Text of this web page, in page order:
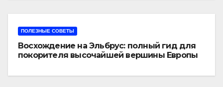
ПОЛЕЗНЫЕ СОВЕТЫ
Восхождение на Эльбрус: полный гид для
покорителя высочайшей вершины Европы